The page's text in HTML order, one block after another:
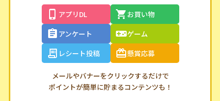
アプリDL
お買い物
アンケート
ゲーム
レシート投稿
懸賞応募
メールやバナーをクリックするだけで
ポイントが簡単に貯まるコンテンツも！